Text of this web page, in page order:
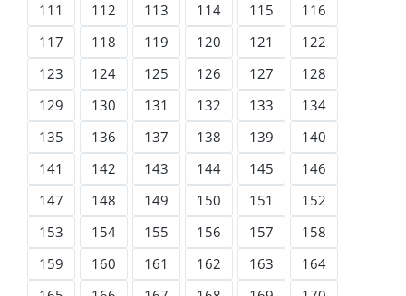
111
112 113 114 115
116
117
118 119 120 121
122
123
124 125 126 127
128
129
130 131 132 133
134
135
136 137 138 139
140
141
142 143 144 145
146
147
148 149 150 151
152
153
154 155 156 157
158
159
160 161 162 163
164